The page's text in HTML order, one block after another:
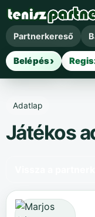
Partnerkereső
Belépés
Adatlap
Játékos